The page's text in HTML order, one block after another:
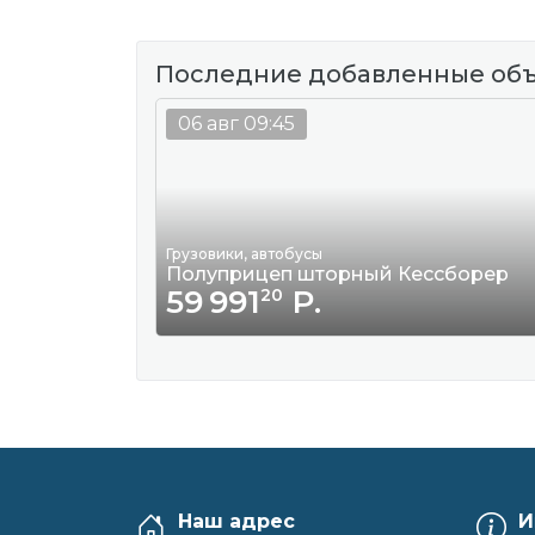
Последние добавленные
Грузовики, автобусы
Полуприцеп шторный Кессборер
59 99120Р.
06 авг 09:45
Наш адрес